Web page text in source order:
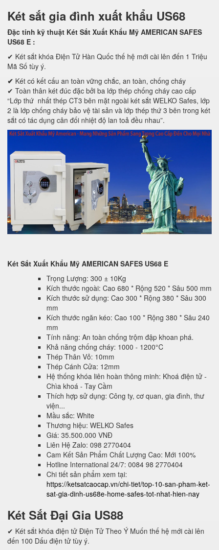
Két sắt gia đình xuất khẩu US68
Đặc tính kỹ thuật Két Sắt Xuất Khẩu Mỹ AMERICAN SAFES
US68 E :
✔ Két sắt khóa Điện Tử Hàn Quốc thế hệ mới cài lên đến 1 Triệu
Mã Số tùy ý.
✔ Két có kết cấu an toàn vững chắc, an toàn, chống cháy
✔ Toàn thân két đúc đặc bởi ba lớp thép chống cháy cao cấp
“Lớp thứ nhất thép CT3 bên mặt ngoài két sắt WELKO Safes, lớp
2 là lớp chống cháy bảo vệ tài sản và lớp thép thứ 3 bên trong két
sắt có tác dụng cân đối nhiệt độ lan toả đều nhau”.
Két Sắt Xuất Khẩu Mỹ AMERICAN SAFES US68 E
Trọng Lượng: 300 ± 10Kg
Kích thước ngoài: Cao 680 * Rộng 520 * Sâu 500 mm
Kích thước sử dụng: Cao 300 * Rộng 380 * Sâu 300
mm
Kích thước ngăn kéo: Cao 100 * Rộng 380 * Sâu 240
mm
Tính năng: An toàn chống trộm đập khoan phá.
Khả năng chống cháy: 1000 - 1200°C
Thép Thân Vỏ: 10mm
Thép Cánh Cửa: 12mm
Hệ thống khóa liên hoàn thông minh: Khoá điện tử -
Chìa khoá - Tay Cầm
Thích hợp sử dụng: Công ty, cơ quan, gia đình, thư
viện...
Mầu sắc: White
Thương hiệu: WELKO Safes
Giá: 35.500.000 VNĐ
Liên Hệ Zalo: 098 2770404
Cam Kết Sản Phẩm Chất Lượng Cao: Mới 100%
Hotline International 24/7: 0084 98 2770404
Chi tiết sản phẩm xem tại:
https://ketsatcaocap.vn/chi-tiet/top-10-san-pham-ket-
sat-gia-dinh-us68e-home-safes-tot-nhat-hien-nay
Két Sắt Đại Gia US88
✔ Két sắt khóa điện tử Điện Tử Theo Ý Muốn thế hệ mới cài lên
đến 100 Dấu điện tử tùy ý.